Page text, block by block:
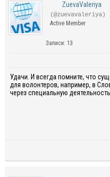
ZuevaValeriya
(@zuevavaleriya)
Active Member
Записи: 13
Удачи. И всегда помните, что
для волонтеров, например, в
через специальную